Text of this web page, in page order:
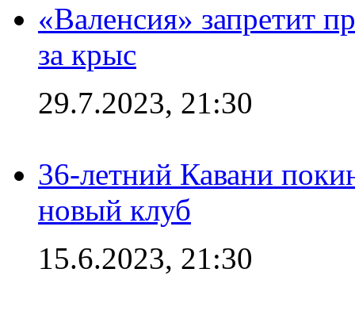
«Валенсия» запретит
за крыс
29.7.2023, 21:30
36-летний Кавани
новый клуб
15.6.2023, 21:30